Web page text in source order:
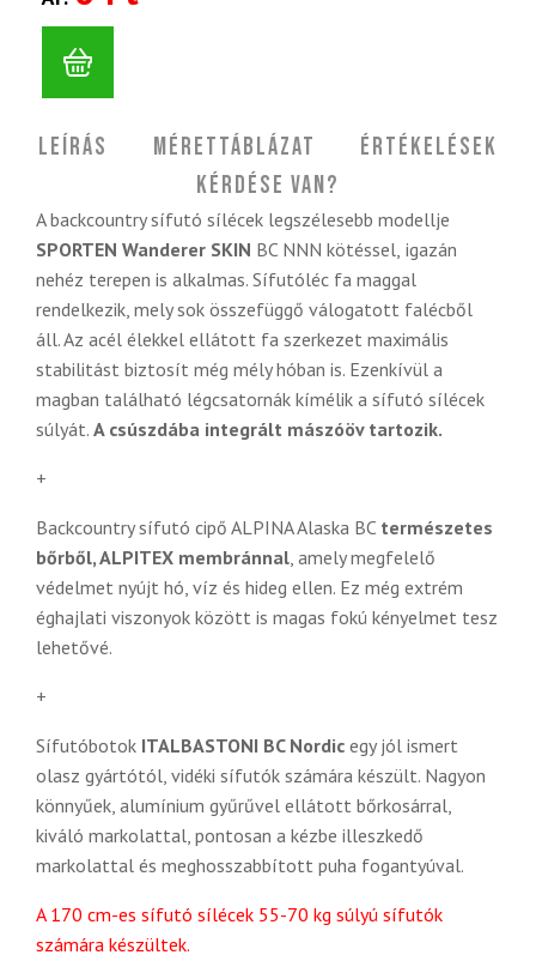
Leírás Mérettáblázat
Értékelések
Kérdése van?
A backcountry sífutó sílécek legszélesebb modellje
SPORTEN Wanderer SKIN BC NNN kötéssel, igazán
nehéz terepen is alkalmas. Sífutóléc fa maggal
rendelkezik, mely sok összefüggő válogatott falécből
áll. Az acél élekkel ellátott fa szerkezet maximális
stabilitást biztosít még mély hóban is. Ezenkívül a
magban található légcsatornák kímélik a sífutó sílécek
súlyát. A csúszdába integrált mászóöv tartozik.
+
Backcountry sífutó cipő ALPINA Alaska BC természetes
bőrből, ALPITEX membránnal, amely megfelelő
védelmet nyújt hó, víz és hideg ellen. Ez még extrém
éghajlati viszonyok között is magas fokú kényelmet tesz
lehetővé.
+
Sífutóbotok ITALBASTONI BC Nordic egy jól ismert
olasz gyártótól, vidéki sífutók számára készült. Nagyon
könnyűek, alumínium gyűrűvel ellátott bőrkosárral,
kiváló markolattal, pontosan a kézbe illeszkedő
markolattal és meghosszabbított puha fogantyúval.
A 170 cm-es sífutó sílécek 55-70 kg súlyú sífutók
számára készültek.